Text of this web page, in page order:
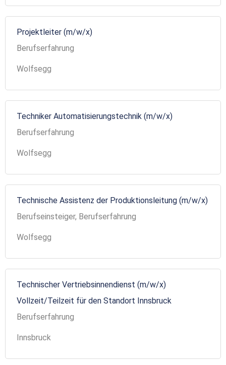
Projektleiter (m/w/x)
Berufserfahrung
Wolfsegg
Techniker Automatisierungstechnik (m/w/x)
Berufserfahrung
Wolfsegg
Technische Assistenz der Produktionsleitung (m/w/x)
Berufseinsteiger, Berufserfahrung
Wolfsegg
Technischer Vertriebsinnendienst (m/w/x)
Vollzeit/Teilzeit für den Standort Innsbruck
Berufserfahrung
Innsbruck